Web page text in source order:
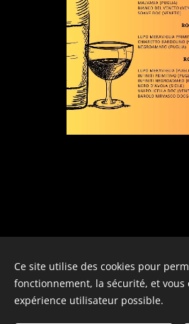
Ce site utilise des cookies pour
fonctionnement, la sécurité, et
expérience utilisateur possible.